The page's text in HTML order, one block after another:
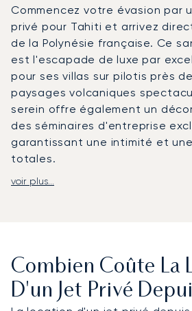
Commencez votre évasion par
privé pour Tahiti et arrivez
de la Polynésie française. Ce
est l'escapade de luxe par
pour ses villas sur pilotis près
paysages volcaniques
serein offre également un
des séminaires d'entreprise
garantissant une intimité et
totales.
Chez LunaJets, nous
travailler ou de vous détendre
confidentialité.
voir plus...
Combien Coûte La
D'un Jet Privé